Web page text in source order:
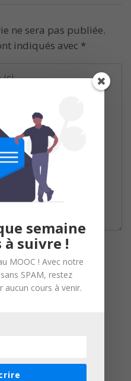
ne sera pas publiée.
indiqués avec *
semaine
à suivre !
MOOC ! Avec notre
SPAM, restez
aucun cours à venir.